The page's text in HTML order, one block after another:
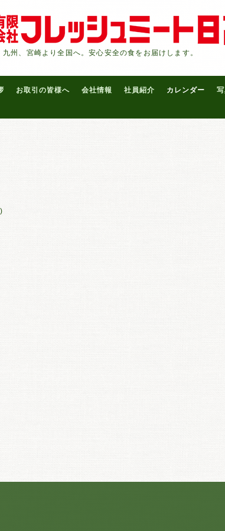
九州、宮崎より全国へ。安心安全の食をお届けします。
お取引の皆様へ 会社情報 社員紹介 カレンダー